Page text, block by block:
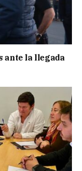
ante la llegada